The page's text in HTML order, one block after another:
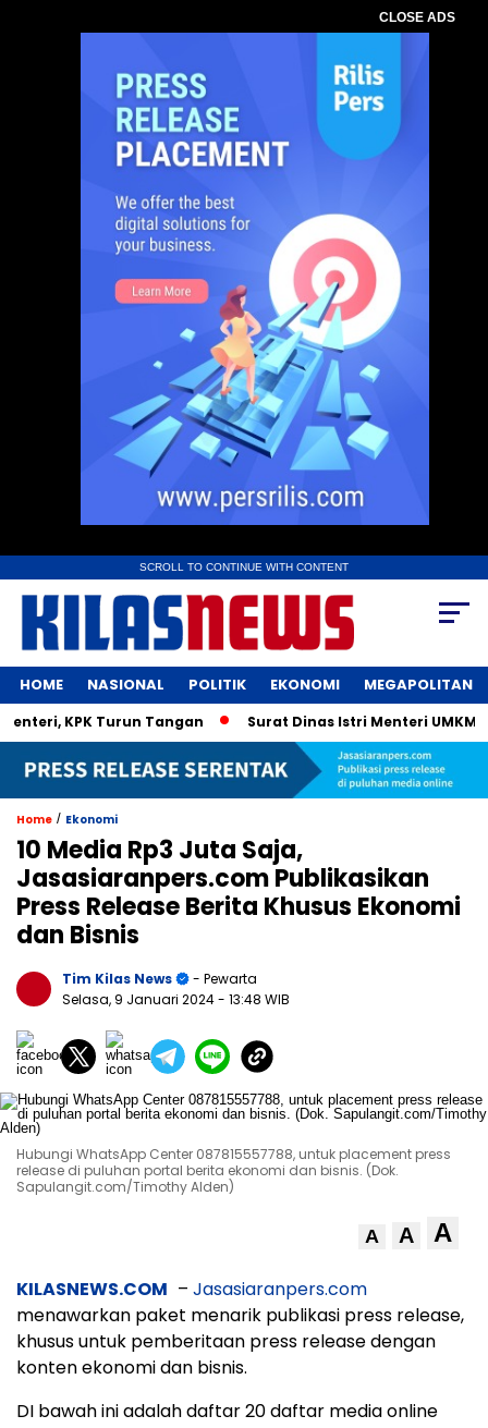
CLOSE ADS
SCROLL TO CONTINUE WITH CONTENT
HOME NASIONAL POLITIK EKONOMI MEGAPOLITAN
KPK Turun Tangan Surat Dinas Istri Menteri UMKM
Home / Ekonomi
10 Media Rp3 Juta Saja,
Jasasiaranpers.com Publikasikan
Press Release Berita Khusus Ekonomi
dan Bisnis
Tim Kilas News
- Pewarta
Selasa, 9 Januari 2024- 13:48 WIB
Hubungi WhatsApp Center 087815557788, untuk placement press
release di puluhan portal berita ekonomi dan bisnis. (Dok.
Sapulangit.com/Timothy Alden)
A A A
KILASNEWS.COM – Jasasiaranpers.com
menawarkan paket menarik publikasi press release,
khusus untuk pemberitaan press release dengan
konten ekonomi dan bisnis.
DI bawah ini adalah daftar 20 daftar media online